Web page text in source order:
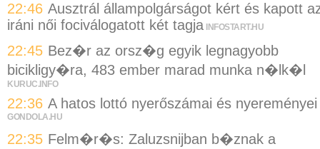
22:46 Ausztrál állampolgárságot kért és kapott
iráni női fociválogatott két tagja INFOSTART.HU
22:45 Bez�r az orsz�g egyik legnagyobb
bicikligy�ra, 483 ember marad munka n�lk�l
KURUC.INFO
22:36 A hatos lottó nyerőszámai és nyereményei
GONDOLA.HU
22:35 Felm�r�s: Zaluzsnijban b�znak a